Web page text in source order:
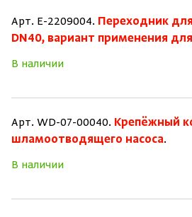
Арт. E-2209004. Переходник
DN40, вариант применения
В наличии
Арт. WD-07-00040. Крепёжный
шламоотводящего насоса.
В наличии
На главную
Войти
Нет аккаунта?
Уже есть аккаунт?